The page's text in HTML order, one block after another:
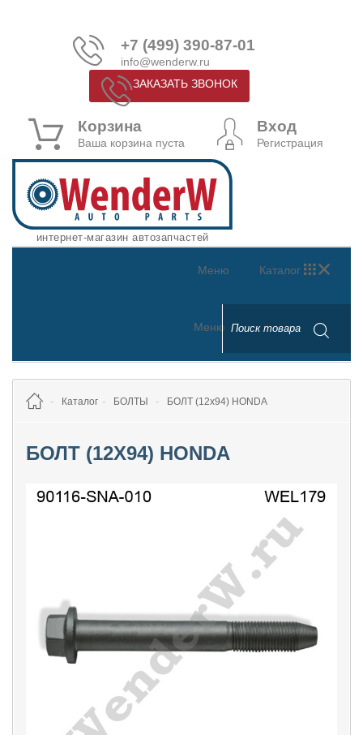
+7 (499) 390-87-01
info@wenderw.ru
ЗАКАЗАТЬ ЗВОНОК
Корзина
Ваша корзина пуста
Вход
Регистрация
интернет-магазин автозапчастей
Каталог
Меню
Меню
Каталог БОЛТЫ БОЛТ (12х94) HONDA
БОЛТ (12Х94) HONDA